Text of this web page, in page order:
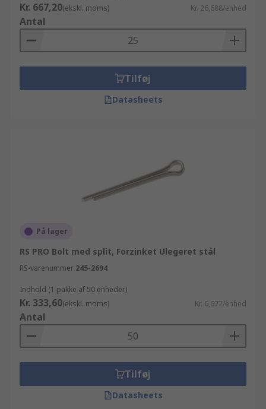
Kr. 667,20(ekskl. moms) Kr. 26,688/enhed
Antal
Tilføj
Datasheets
På lager
RS PRO Bolt med split, Forzinket Ulegeret stål
RS-varenummer 245-2694
Indhold (1 pakke af 50 enheder)
Kr. 333,60(ekskl. moms) Kr. 6,672/enhed
Antal
Tilføj
Datasheets